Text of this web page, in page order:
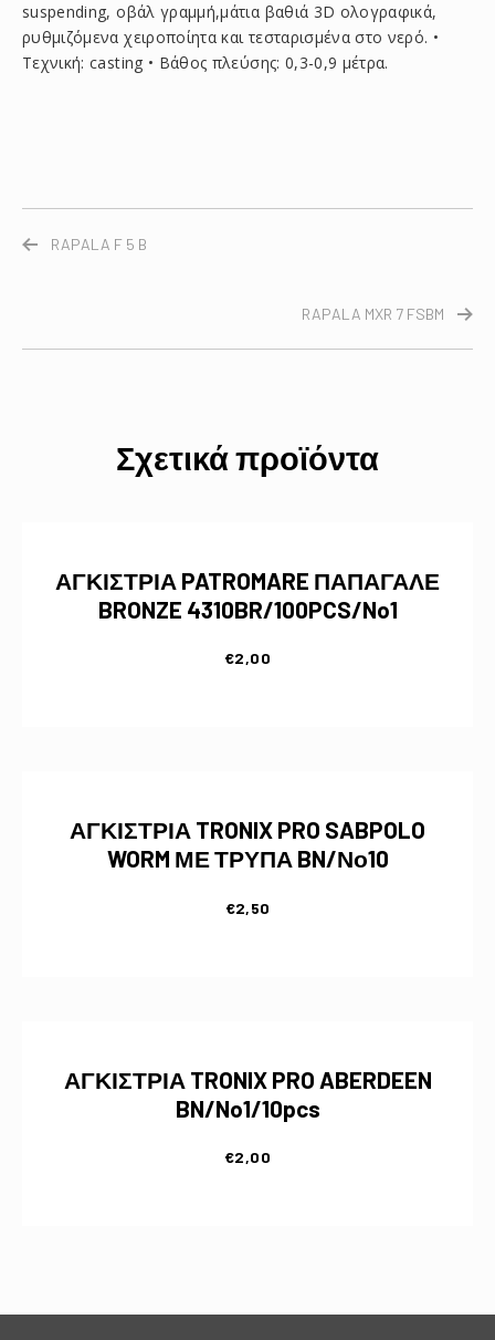
suspending, οβάλ γραμμή,μάτια βαθιά 3D ολογραφικά,
ρυθμιζόμενα χειροποίητα και τεσταρισμένα στο νερό. •
Τεχνική: casting • Βάθος πλεύσης: 0,3-0,9 μέτρα.
RAPALA F 5 B
RAPALA MXR 7 FSBM
Σχετικά προϊόντα
ΑΓΚΙΣΤΡΙΑ PATROMARE ΠΑΠΑΓΑΛΕ
BRONZE 4310BR/100PCS/No1
€2,00
ΑΓΚΙΣΤΡΙΑ TRONIX PRO SABPOLO
WORM ΜΕ ΤΡΥΠΑ BN/Νο10
€2,50
ΑΓΚΙΣΤΡΙΑ TRONIX PRO ABERDEEN
BN/No1/10pcs
€2,00